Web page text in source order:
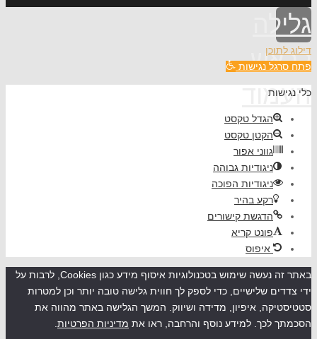
גלילה
לראש
העמוד
דילוג לתוכן
פתח סרגל נגישות
כלי נגישות
הגדל טקסט
הקטן טקסט
גווני אפור
ניגודיות גבוהה
ניגודיות הפוכה
רקע בהיר
הדגשת קישורים
פונט קריא
איפוס
באתר זה נעשה שימוש בטכנולוגיות איסוף מידע כגון Cookies, לרבות על
ידי צדדים שלישיים, כדי לספק לך חווית גלישה טובה יותר וכן למטרות
סטטיסטיקה, איפיון, מדידה ושיווק. המשך הגלישה באתר מהווה את
הסכמתך לכך. למידע נוסף והרחבה, ראו את מדיניות הפרטיות